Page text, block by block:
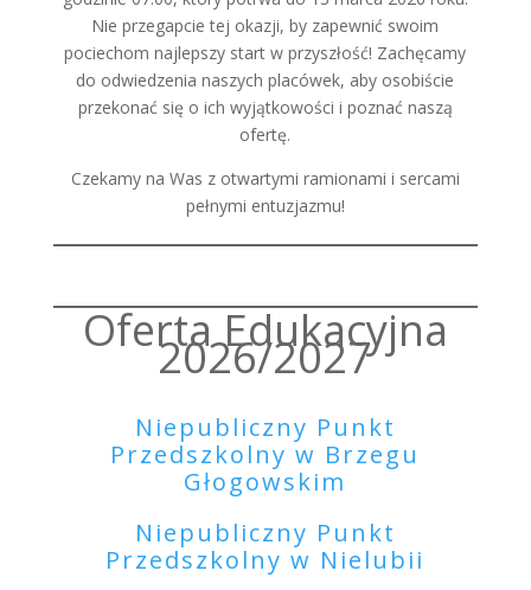
Nie przegapcie tej okazji, by zapewnić swoim
pociechom najlepszy start w przyszłość! Zachęcamy
do odwiedzenia naszych placówek, aby osobiście
przekonać się o ich wyjątkowości i poznać naszą
ofertę.
Czekamy na Was z otwartymi ramionami i sercami
pełnymi entuzjazmu!
Oferta Edukacyjna
2026/2027
Niepubliczny Punkt
Przedszkolny w Brzegu
Głogowskim
Niepubliczny Punkt
Przedszkolny w Nielubii